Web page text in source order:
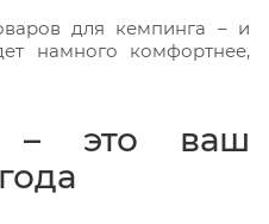
для кемпинга – и
намного комфортнее,
– это ваш